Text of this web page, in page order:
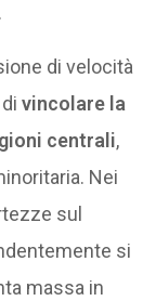
di velocità
divincolare la
centrali,
Nei
sul
si
massa in